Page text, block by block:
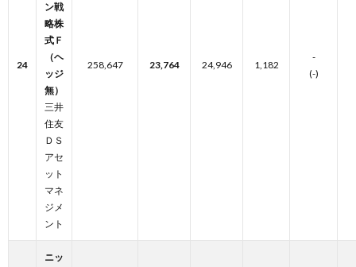
24
ン戦
略株
式Ｆ
（ヘ
ッジ
無）
三井
住友
ＤＳ
アセ
ット
マネ
ジメ
ント
258,647 23,764 24,946 1,182
-
(-)
ニッ